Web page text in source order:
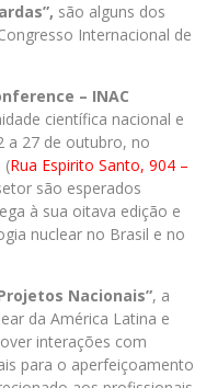
são alguns dos
Internacional de
– INAC
científica nacional e
a 27 de outubro, no
(Rua Espirito Santo, 904 –
são esperados
à sua oitava edição e
nuclear no Brasil e no
Nacionais”, a
da América Latina e
interações com
para o aperfeiçoamento